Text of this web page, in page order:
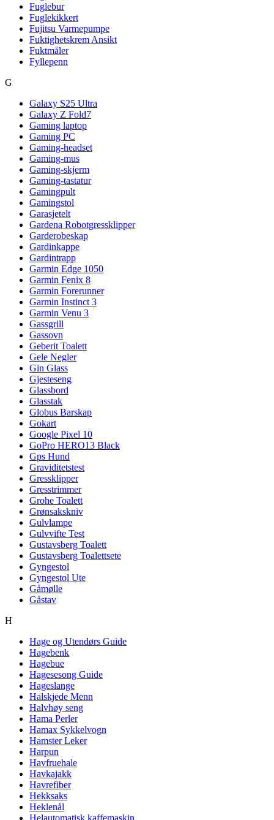
Fuglebur
Fuglekikkert
Fujitsu Varmepumpe
Fuktighetskrem Ansikt
Fuktmåler
Fyllepenn
G
Galaxy S25 Ultra
Galaxy Z Fold7
Gaming laptop
Gaming PC
Gaming-headset
Gaming-mus
Gaming-skjerm
Gaming-tastatur
Gamingpult
Gamingstol
Garasjetelt
Gardena Robotgressklipper
Garderobeskap
Gardinkappe
Gardintrapp
Garmin Edge 1050
Garmin Fenix 8
Garmin Forerunner
Garmin Instinct 3
Garmin Venu 3
Gassgrill
Gassovn
Geberit Toalett
Gele Negler
Gin Glass
Gjesteseng
Glassbord
Glasstak
Globus Barskap
Gokart
Google Pixel 10
GoPro HERO13 Black
Gps Hund
Graviditetstest
Gressklipper
Gresstrimmer
Grohe Toalett
Grønsakskniv
Gulvlampe
Gulvvifte Test
Gustavsberg Toalett
Gustavsberg Toalettsete
Gyngestol
Gyngestol Ute
Gåmølle
Gåstav
H
Hage og Utendørs Guide
Hagebenk
Hagebue
Hagesesong Guide
Hageslange
Halskjede Menn
Halvhøy seng
Hama Perler
Hamax Sykkelvogn
Hamster Leker
Harpun
Havfruehale
Havkajakk
Havrefiber
Hekksaks
Heklenål
Helautomatisk kaffemaskin